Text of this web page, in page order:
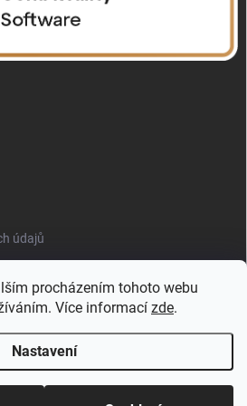
procházením tohoto webu
Více informací zde.
Nastavení
údajů
práva vyhrazena.Upravit nastavení